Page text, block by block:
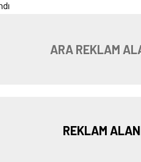
ARA REKLAM
REKLAM